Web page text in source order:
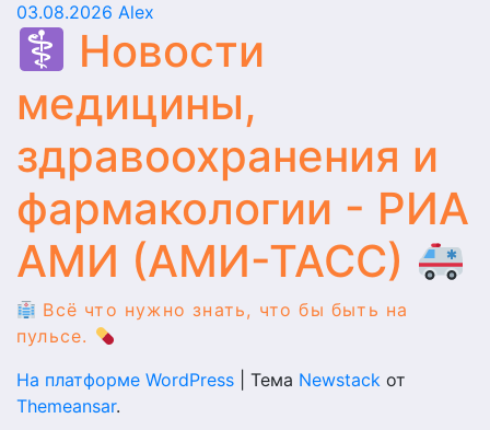
03.08.2026 Alex
Новости
медицины,
здравоохранения и
фармакологии - РИА
АМИ (АМИ-ТАСС)
Всё что нужно знать, что бы быть на
пульсе.
На платформе WordPress
Тема Newstack от
Themeansar.